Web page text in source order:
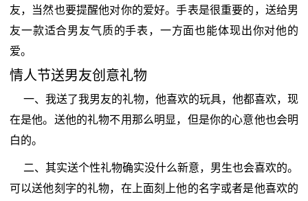
友，当然也要提醒他对你的爱好。手表是很重要的，送给男
友一款适合男友气质的手表，一方面也能体现出你对他的
爱。
情人节送男友创意礼物
一、我送了我男友的礼物，他喜欢的玩具，他都喜欢，现
在是他。送他的礼物不用那么明显，但是你的心意他也会明
白的。
二、其实送个性礼物确实没什么新意，男生也会喜欢的。
可以送他刻字的礼物，在上面刻上他的名字或者是他喜欢的